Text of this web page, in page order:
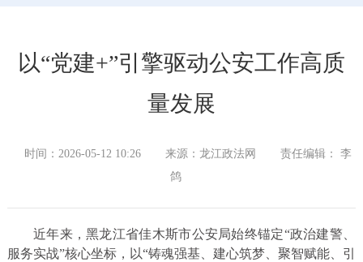
以“党建+”引擎驱动公安工作高质
量发展
时间：2026-05-12 10:26 来源：龙江政法网
责任编辑： 李
鸽
近年来，黑龙江省佳木斯市公安局始终锚定“政治建警、
服务实战”核心坐标，以“铸魂强基、建心筑梦、聚智赋能、引